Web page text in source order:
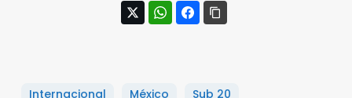
Internacional México Sub 20